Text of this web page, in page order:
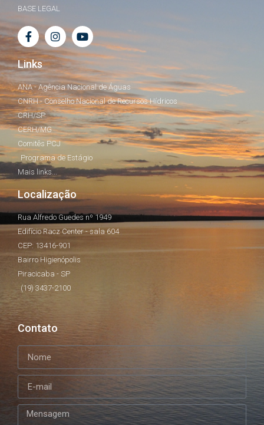
BASE LEGAL
Links
ANA - Agência Nacional de Águas
CNRH - Conselho Nacional de Recursos Hídricos
CRH/SP
CERH/MG
Comitês PCJ
Programa de Estágio
Mais links...
Localização
Rua Alfredo Guedes nº 1949
Edifício Racz Center - sala 604
CEP: 13416-901
Bairro Higienópolis
Piracicaba - SP
(19) 3437-2100
Contato